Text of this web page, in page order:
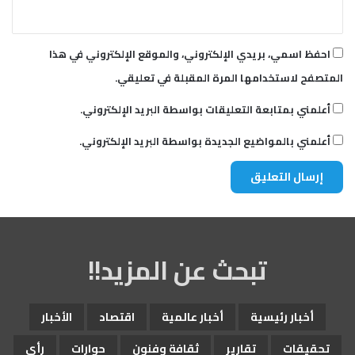
"
ب
خ
ر
ة
"
احفظ اسمي، بريدي الإلكتروني، والموقع الإلكتروني في هذا
المتصفح لاستخدامها المرة المقبلة في تعليقي.
أعلمني بمتابعة التعليقات بواسطة البريد الإلكتروني.
أعلمني بالمواضيع الجديدة بواسطة البريد الإلكتروني.
تبحث عن المزيد!!
أخبار رئيسية أخبار عالمية اقتصاد
الأخبار
تحقيقات
تقارير ثقافة وفنون حوارات رأي